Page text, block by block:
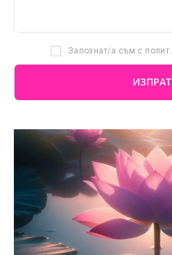
Запознат/а съм с